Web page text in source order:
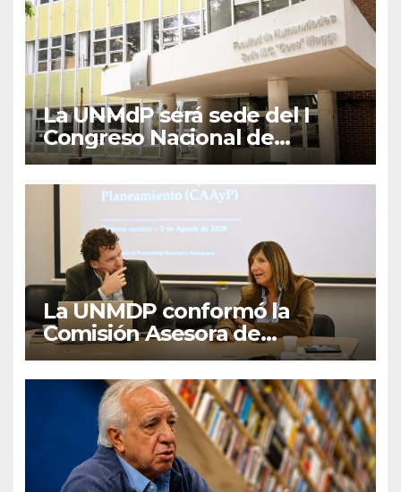
La UNMdP será sede del I
Congreso Nacional de
Lengua Inglesa
La UNMDP conformó la
Comisión Asesora de
Autoevaluación y
Planeamiento